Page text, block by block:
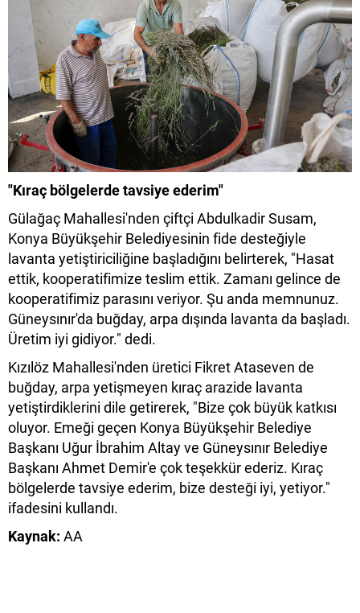
"Kıraç bölgelerde tavsiye ederim"
Gülağaç Mahallesi'nden çiftçi Abdulkadir Susam,
Konya Büyükşehir Belediyesinin fide desteğiyle
lavanta yetiştiriciliğine başladığını belirterek, "Hasat
ettik, kooperatifimize teslim ettik. Zamanı gelince de
kooperatifimiz parasını veriyor. Şu anda memnunuz.
Güneysınır'da buğday, arpa dışında lavanta da başladı.
Üretim iyi gidiyor." dedi.
Kızılöz Mahallesi'nden üretici Fikret Ataseven de
buğday, arpa yetişmeyen kıraç arazide lavanta
yetiştirdiklerini dile getirerek, "Bize çok büyük katkısı
oluyor. Emeği geçen Konya Büyükşehir Belediye
Başkanı Uğur İbrahim Altay ve Güneysınır Belediye
Başkanı Ahmet Demir'e çok teşekkür ederiz. Kıraç
bölgelerde tavsiye ederim, bize desteği iyi, yetiyor."
ifadesini kullandı.
Kaynak: AA